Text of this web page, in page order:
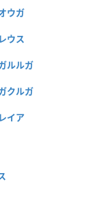
ウガ
ウス
ルルガ
クルガ
イア